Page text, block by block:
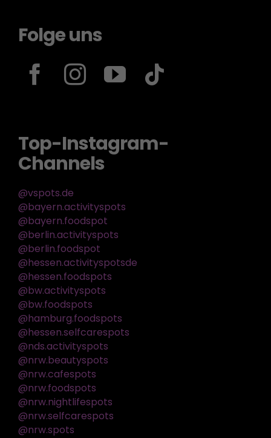
Folge uns
Top-Instagram-
Channels
@vspots.de
@bayern.activityspots
@bayern.foodspot
@berlin.activityspots
@berlin.foodspot
@hessen.activityspotsde
@hessen.foodspots
@bw.activityspots
@bw.foodspots
@hamburg.foodspots
@hessen.selfcarespots
@nds.activityspots
@nrw.beautyspots
@nrw.cafespots
@nrw.foodspots
@nrw.nightlifespots
@nrw.selfcarespots
@nrw.spots